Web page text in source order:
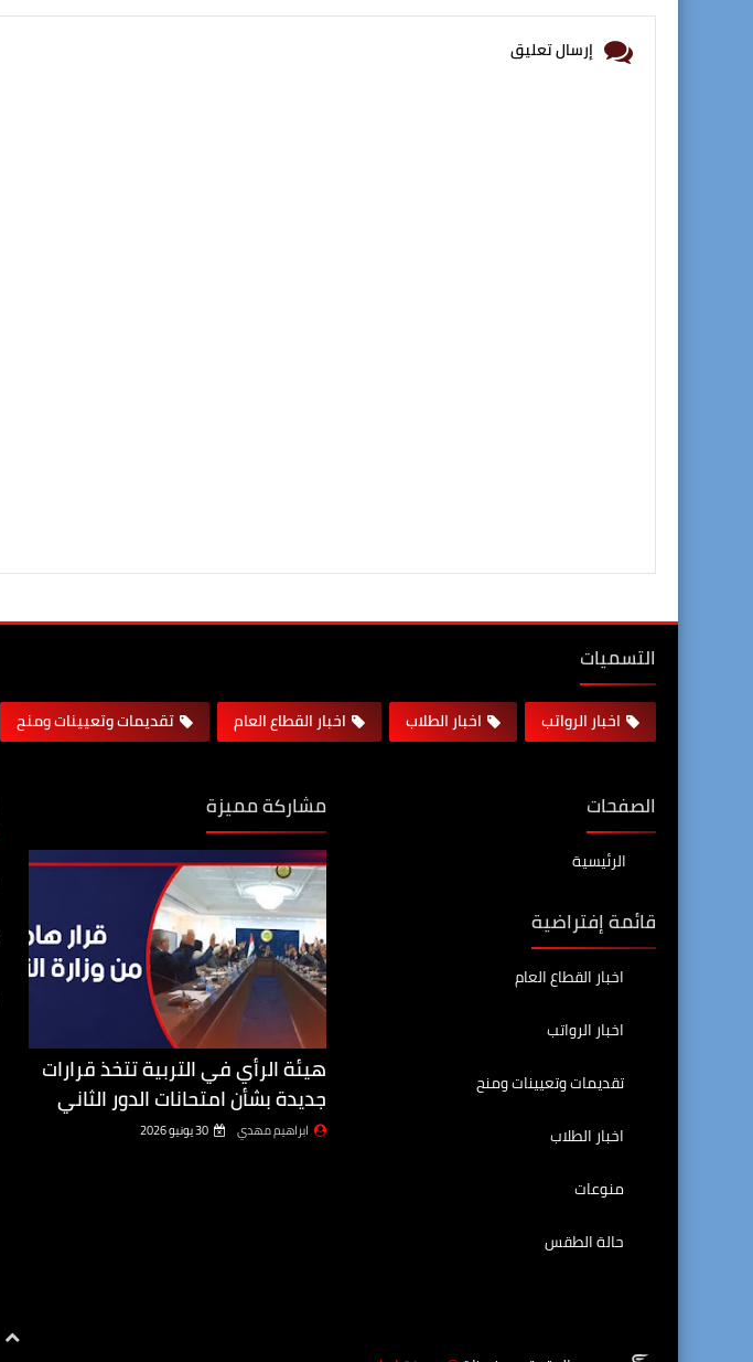
إرسال تعليق
التسميات
اخبار الرواتب اخبار الطلاب اخبار القطاع العام تقديمات وتعيينات ومنح
الصفحات
الرئيسية
قائمة إفتراضية
اخبار القطاع العام
اخبار الرواتب
تقديمات وتعيينات ومنح
اخبار الطلاب
منوعات
حالة الطقس
مشاركة مميزة
هيئة الرأي في التربية تتخذ قرارات
جديدة بشأن امتحانات الدور الثاني
ابراهيم مهدي 30 يونيو 2026